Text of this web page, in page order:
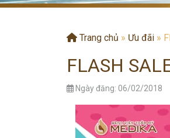
Trang chủ » Ưu đãi »
FLASH
Ngày đăng: 06/02/2018